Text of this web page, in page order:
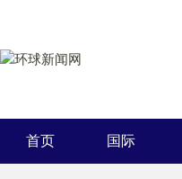
首页 国际